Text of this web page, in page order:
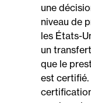
une
niveau de
les États-
un
que le
est